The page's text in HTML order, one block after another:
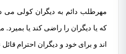
مهرطلب دائم به دیگران کولی
که یا دیگران را راضی کند یا بمیرد.
اند و برای خود و دیگران احترام قائل